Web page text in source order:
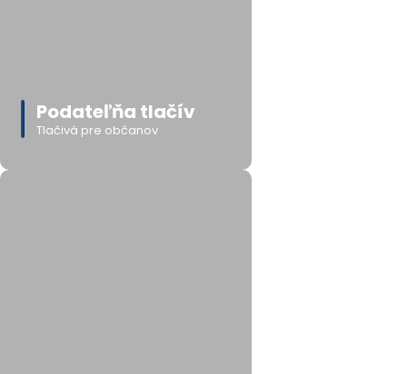
Podateľňa tlačív
Tlačivá pre občanov